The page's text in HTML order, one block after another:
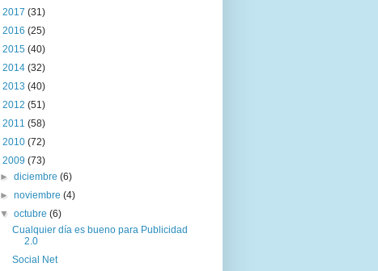
2017 (31)
2016 (25)
2015 (40)
2014 (32)
2013 (40)
2012 (51)
2011 (58)
2010 (72)
2009 (73)
►diciembre(6)
►noviembre(4)
▼octubre(6)
Cualquier día es bueno para Publicidad
2.0
Social Net